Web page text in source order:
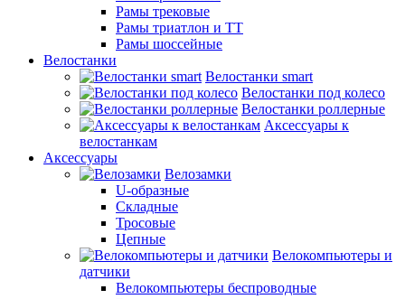
Рамы трековые
Рамы триатлон и ТТ
Рамы шоссейные
Велостанки
Велостанки smart
Велостанки под колесо
Велостанки роллерные
Аксессуары к
велостанкам
Аксессуары
Велозамки
U-образные
Складные
Тросовые
Цепные
Велокомпьютеры и
датчики
Велокомпьютеры беспроводные